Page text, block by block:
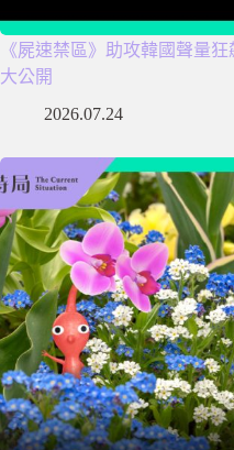
《屍速禁區》助攻韓國聲量
大公開
2026.07.24